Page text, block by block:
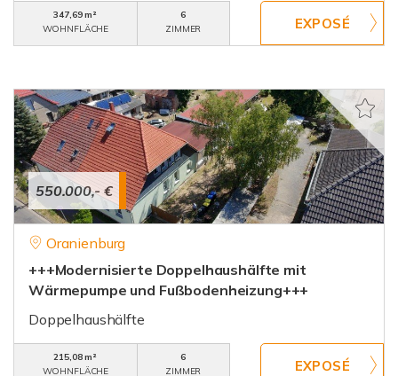
347,69 m²
WOHNFLÄCHE
6
ZIMMER
550.000,- €
Oranienburg
+++Modernisierte Doppelhaushälfte mit
Wärmepumpe und Fußbodenheizung+++
Doppelhaushälfte
215,08 m²
WOHNFLÄCHE
6
ZIMMER